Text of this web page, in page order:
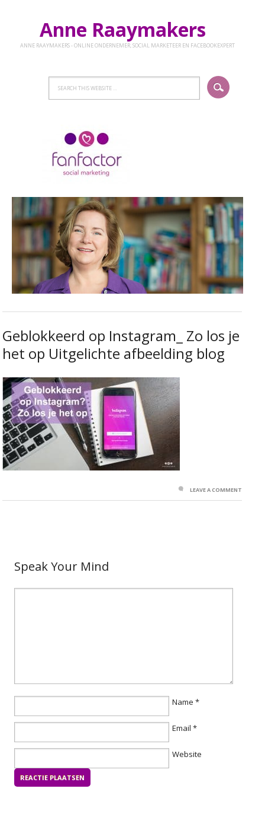
Anne Raaymakers
ANNE RAAYMAKERS - ONLINE ONDERNEMER, SOCIAL MARKETEER EN FACEBOOKEXPERT
Geblokkeerd op Instagram_ Zo los je
het op Uitgelichte afbeelding blog
LEAVE A COMMENT
Speak Your Mind
Name *
Email *
Website